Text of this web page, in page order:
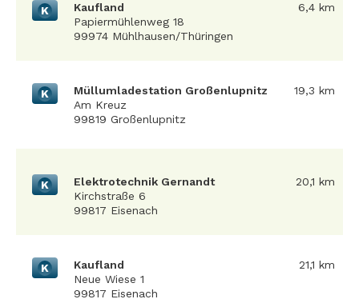
K
Kaufland
Papiermühlenweg 18
99974 Mühlhausen/Thüringen
6,4 km
K
Müllumladestation Großenlupnitz
Am Kreuz
99819 Großenlupnitz
19,3 km
K
Elektrotechnik Gernandt
Kirchstraße 6
99817 Eisenach
20,1 km
K
Kaufland
Neue Wiese 1
99817 Eisenach
21,1 km